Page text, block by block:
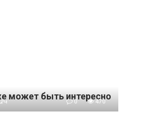
может быть интересно
0 470